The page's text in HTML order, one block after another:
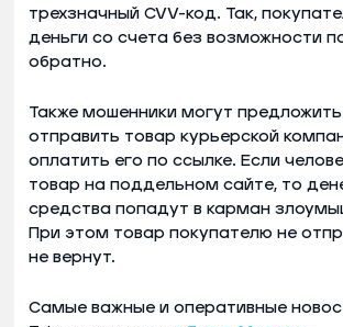
трехзначный CVV-код. Так,
деньги со счета без возможности
обратно.
Также мошенники могут
отправить товар курьерской
оплатить его по ссылке. Если
товар на поддельном сайте, то
средства попадут в карман
При этом товар покупателю не
не вернут.
Самые важные и оперативные